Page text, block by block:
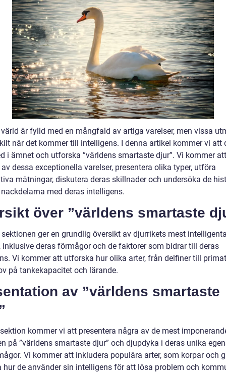
är fylld med en mångfald av artiga varelser, men vissa
när det kommer till intelligens. I denna artikel kommer vi att
i ämnet och utforska ”världens smartaste djur”. Vi kommer
dessa exceptionella varelser, presentera olika typer, utföra
mätningar, diskutera deras skillnader och undersöka de
med deras intelligens.
över ”världens smartaste
sektionen ger en grundlig översikt av djurrikets mest
inklusive deras förmågor och de faktorer som bidrar till deras
Vi kommer att utforska hur olika arter, från delfiner till
på tankekapacitet och lärande.
av ”världens smartaste
kommer vi att presentera några av de mest
på ”världens smartaste djur” och djupdyka i deras unika
Vi kommer att inkludera populära arter, som korpar och
hur de använder sin intelligens för att lösa problem och